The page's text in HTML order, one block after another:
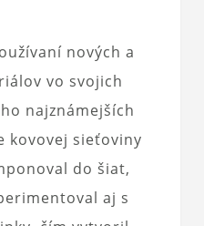
nových a
vo svojich
najznámejších
kovovej sieťoviny
do šiat,
aj s